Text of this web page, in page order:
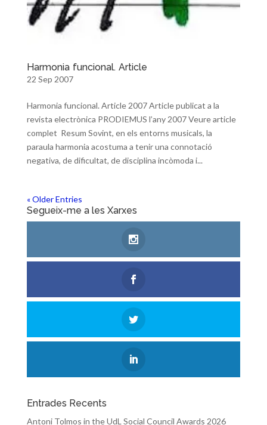
Harmonia funcional. Article
22 Sep 2007
Harmonia funcional. Article 2007 Article publicat a la
revista electrònica PRODIEMUS l’any 2007 Veure article
complet Resum Sovint, en els entorns musicals, la
paraula harmonia acostuma a tenir una connotació
negativa, de dificultat, de disciplina incòmoda i...
« Older Entries
Segueix-me a les Xarxes
Entrades Recents
Antoni Tolmos in the UdL Social Council Awards 2026